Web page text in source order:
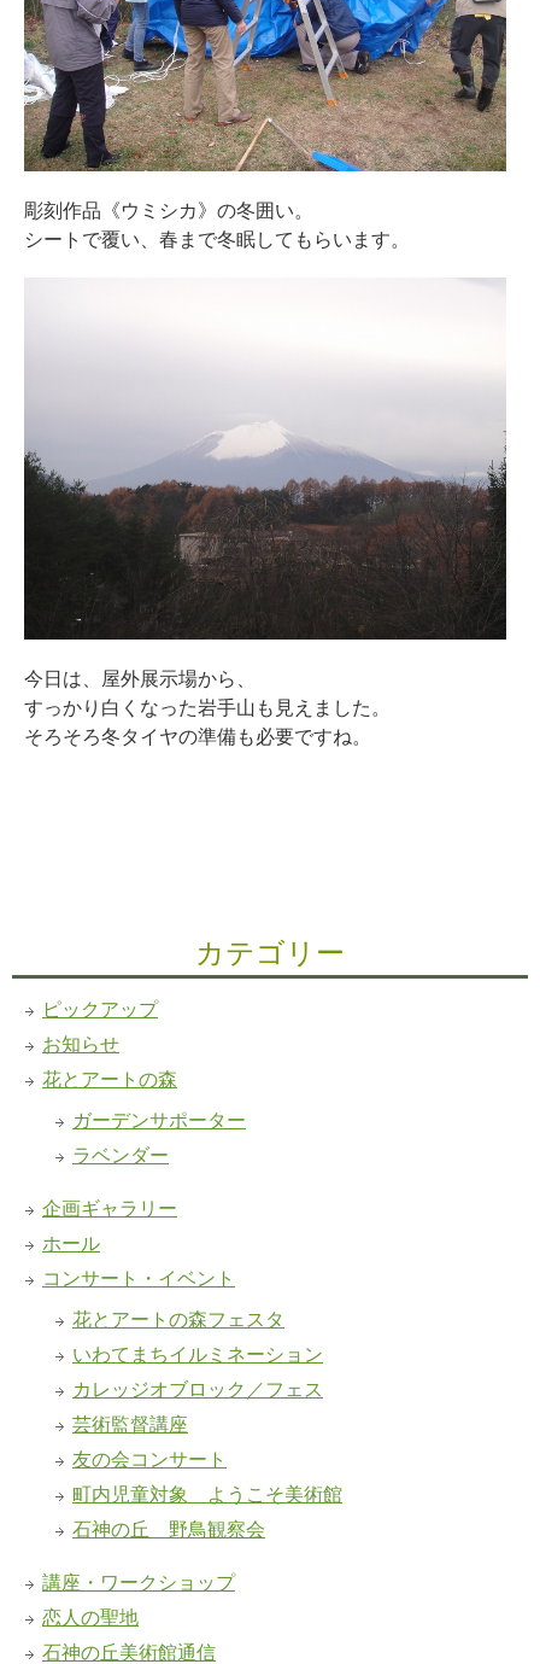
彫刻作品《ウミシカ》の冬囲い。
シートで覆い、春まで冬眠してもらいます。
今日は、屋外展示場から、
すっかり白くなった岩手山も見えました。
そろそろ冬タイヤの準備も必要ですね。
カテゴリー
ピックアップ
お知らせ
花とアートの森
ガーデンサポーター
ラベンダー
企画ギャラリー
ホール
コンサート・イベント
花とアートの森フェスタ
いわてまちイルミネーション
カレッジオブロック／フェス
芸術監督講座
友の会コンサート
町内児童対象 ようこそ美術館
石神の丘 野鳥観察会
講座・ワークショップ
恋人の聖地
石神の丘美術館通信